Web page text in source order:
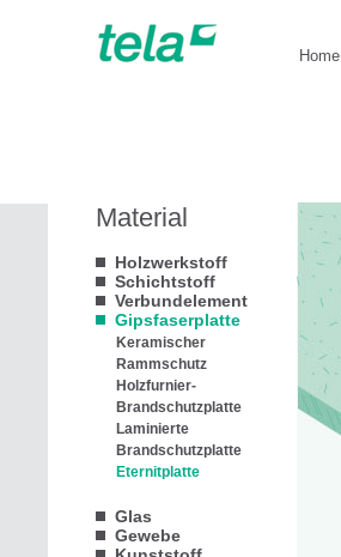
Material
Holzwerkstoff
Schichtstoff
Verbundelement
Gipsfaserplatte
Keramischer
Rammschutz
Holzfurnier-
Brandschutzplatte
Laminierte
Brandschutzplatte
Eternitplatte
Glas
Gewebe
Home